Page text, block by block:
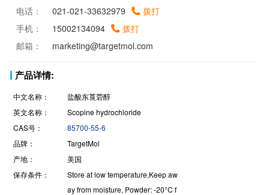
电话：
021-021-33632979
拨打
手机：
15002134094
拨打
邮箱：
marketing@targetmol.com
产品详情:
中文名称：
盐酸东莨菪醇
英文名称：
Scopine hydrochloride
CAS号：
85700-55-6
品牌：
TargetMol
产地：
美国
保存条件：
Store at low temperature,Keep aw
ay from moisture, Powder: -20°C f
or 3 years | In solvent: -80°C for 1
year Shipping with blue ice/Shippi